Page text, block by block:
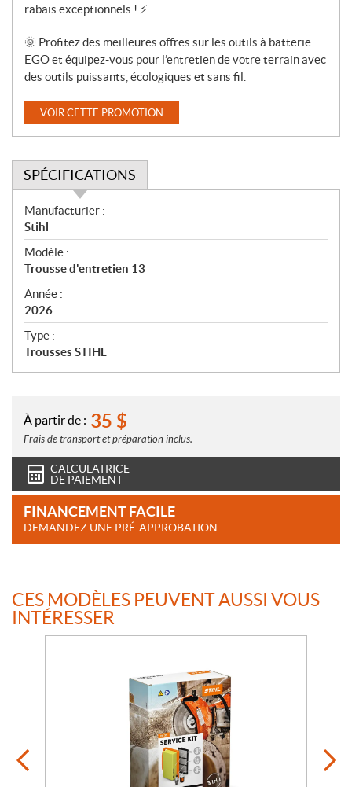
rabais exceptionnels ! ⚡
🌞 Profitez des meilleures offres sur les outils à batterie
EGO et équipez-vous pour l’entretien de votre terrain avec
des outils puissants, écologiques et sans fil.
VOIR CETTE PROMOTION
SPÉCIFICATIONS
S
p
é
c
i
f
i
c
a
n
s
Manufacturier :
Stihl
Modèle :
Trousse d'entretien 13
Année :
2026
Type :
Trousses STIHL
À partir de : 35 $
Frais de transport et préparation inclus.
CALCULATRICE
DE PAIEMENT
FINANCEMENT FACILE
DEMANDEZ UNE PRÉ-APPROBATION
CES MODÈLES PEUVENT AUSSI VOUS
INTÉRESSER